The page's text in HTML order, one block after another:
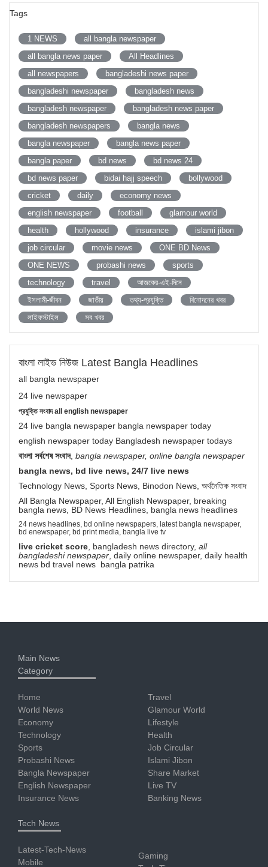
Tags
1 NEWS
all bangla newspaper
all bangla news paper
All Headlines
all newspapers
bangladeshi news paper
bangladeshi newspaper
bangladesh news
bangladesh newspaper
bangladesh news paper
bangladesh newspapers
bangla news
bangla newspaper
bangla news paper
bangla paper
bd news
bd news 24
bd news paper
bidai hajj speech
bollywood
cricket
daily
economy news
english newspaper
football
glamour world
health
hollywood insurance
islami jibon
job circular
movie news
ONE BD News
ONE NEWS
probashi news
sports
technology
travel
আজকের-এই-দিনে
ইসলামী-জীবন
জাতীয় তথ্য-প্রযুক্তি
বিনোদনের খবর
লাইফস্টাইল
সব খবর
বাংলা লাইভ নিউজ Latest Bangla Headlines
all bangla newspaper
24 live newspaper
প্রযুক্তি সংবাদ all english newspaper
24 live bangla newspaper bangla newspaper today
english newspaper today Bangladesh newspaper todays
বাংলা সর্বশেষ সংবাদ, bangla newspaper, online bangla newspaper
bangla news, bd live news, 24/7 live news
Technology News, Sports News, Binodon News, অর্থনৈতিক সংবাদ
All Bangla Newspaper, All English Newspaper, breaking
bangla news, BD News Headlines, bangla news headlines
24 news headlines, bd online newspapers, latest bangla newspaper,
bd enewspaper, bd print media, bangla live tv
live cricket score, bangladesh news directory, all
bangladeshi newspaper, daily online newspaper, daily health
news bd travel news bangla patrika
Main News
Category
Home
World News
Economy
Technology
Sports
Probashi News
Bangla Newspaper
English Newspaper
Insurance News
Travel
Glamour World
Lifestyle
Health
Job Circular
Islami Jibon
Share Market
Live TV
Banking News
Tech News
Latest-Tech-News
Mobile
Gaming